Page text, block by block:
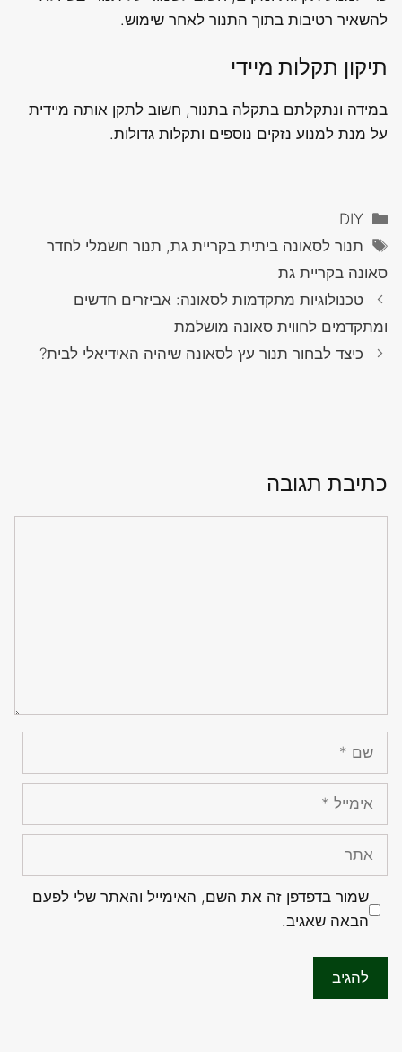
להשאיר רטיבות בתוך התנור לאחר שימוש.
תיקון תקלות מיידי
במידה ונתקלתם בתקלה בתנור, חשוב לתקן אותה מיידית
על מנת למנוע נזקים נוספים ותקלות גדולות.
קטגוריות
DIY
תגיות
תנור לסאונה ביתית בקריית גת, תנור חשמלי לחדר
סאונה בקריית גת
טכנולוגיות מתקדמות לסאונה: אביזרים חדשים
ומתקדמים לחווית סאונה מושלמת
כיצד לבחור תנור עץ לסאונה שיהיה האידיאלי לבית?
כתיבת תגובה
שמור בדפדפן זה את השם, האימייל והאתר שלי לפעם
הבאה שאגיב.